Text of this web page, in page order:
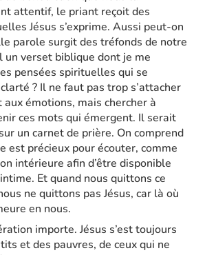
attentif, le priant reçoit des
Jésus s’exprime. Aussi peut-on
parole surgit des tréfonds de notre
un verset biblique dont je me
pensées spirituelles qui se
? Il ne faut pas trop s’attacher
émotions, mais chercher à
ces mots qui émergent. Il serait
un carnet de prière. On comprend
est précieux pour écouter, comme
intérieure afin d’être disponible
Et quand nous quittons ce
ne quittons pas Jésus, car là où
en nous.
importe. Jésus s’est toujours
et des pauvres, de ceux qui ne